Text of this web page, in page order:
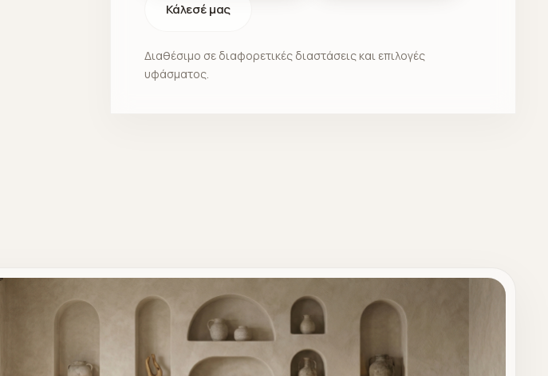
Κάλεσέ μας
Διαθέσιμο σε διαφορετικές διαστάσεις και επιλογές
υφάσματος.